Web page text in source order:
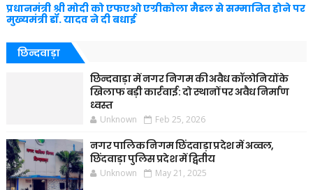
प्रधानमंत्री श्री मोदी को एफएओ एग्रीकोला मैडल से सम्मानित होने पर
मुख्यमंत्री डॉ. यादव ने दी बधाई
छिन्दवाड़ा
छिन्दवाड़ा में नगर निगम की अवैध कॉलोनियों के
खिलाफ बड़ी कार्रवाई: दो स्थानों पर अवैध निर्माण
ध्वस्त
Unknown Feb 25, 2026
नगर पालिक निगम छिंदवाड़ा प्रदेश में अव्वल,
छिंदवाड़ा पुलिस प्रदेश में द्वितीय
Unknown May 21, 2025